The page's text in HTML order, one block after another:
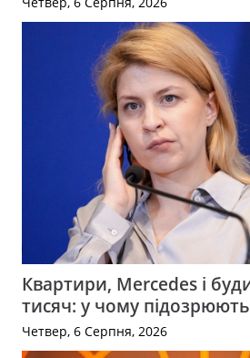
Квартири, Mercedes і
тисяч: у чому
Четвер, 6 Серпня, 2026